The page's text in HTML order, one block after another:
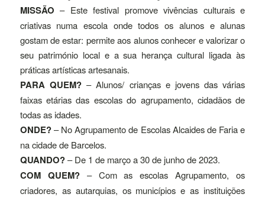
MISSÃO – Este festival promove vivências culturais e
criativas numa escola onde todos os alunos e alunas
gostam de estar: permite aos alunos conhecer e valorizar o
seu património local e a sua herança cultural ligada às
práticas artísticas artesanais.
PARA QUEM?– Alunos/ crianças e jovens das várias
faixas etárias das escolas do agrupamento, cidadãos de
todas as idades.
ONDE?– No Agrupamento de Escolas Alcaides de Faria e
na cidade de Barcelos.
QUANDO?– De 1 de março a 30 de junho de 2023.
COM QUEM?– Com as escolas Agrupamento, os
criadores, as autarquias, os municípios e as instituições